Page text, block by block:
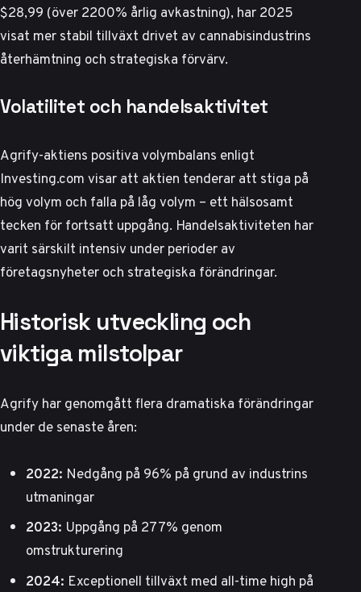
$28,99 (över 2200% årlig avkastning), har 2025
visat mer stabil tillväxt drivet av cannabisindustrins
återhämtning och strategiska förvärv.
Volatilitet och handelsaktivitet
Agrify-aktiens positiva volymbalans enligt
Investing.comvisar att aktien tenderar att stiga på
hög volym och falla på låg volym – ett hälsosamt
tecken för fortsatt uppgång. Handelsaktiviteten har
varit särskilt intensiv under perioder av
företagsnyheter och strategiska förändringar.
Historisk utveckling och
viktiga milstolpar
Agrify har genomgått flera dramatiska förändringar
under de senaste åren:
2022: Nedgång på 96% på grund av industrins
utmaningar
2023: Uppgång på 277% genom
omstrukturering
2024: Exceptionell tillväxt med all-time high på